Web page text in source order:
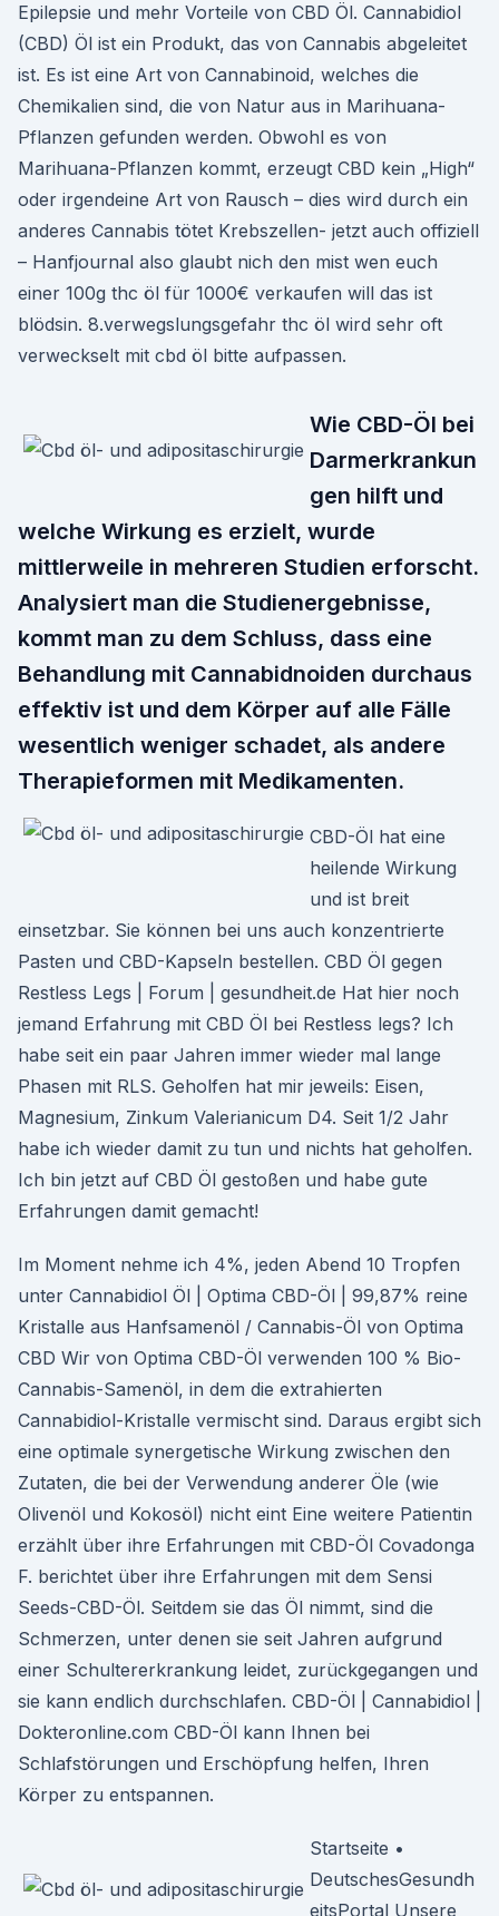
Epilepsie und mehr Vorteile von CBD Öl. Cannabidiol
(CBD) Öl ist ein Produkt, das von Cannabis abgeleitet
ist. Es ist eine Art von Cannabinoid, welches die
Chemikalien sind, die von Natur aus in Marihuana-
Pflanzen gefunden werden. Obwohl es von
Marihuana-Pflanzen kommt, erzeugt CBD kein „High“
oder irgendeine Art von Rausch – dies wird durch ein
anderes Cannabis tötet Krebszellen- jetzt auch offiziell
– Hanfjournal also glaubt nich den mist wen euch
einer 100g thc öl für 1000€ verkaufen will das ist
blödsin. 8.verwegslungsgefahr thc öl wird sehr oft
verweckselt mit cbd öl bitte aufpassen.
Wie CBD-Öl bei
Darmerkrankun
gen hilft und
welche Wirkung es erzielt, wurde
mittlerweile in mehreren Studien erforscht.
Analysiert man die Studienergebnisse,
kommt man zu dem Schluss, dass eine
Behandlung mit Cannabidnoiden durchaus
effektiv ist und dem Körper auf alle Fälle
wesentlich weniger schadet, als andere
Therapieformen mit Medikamenten.
CBD-Öl hat eine
heilende Wirkung
und ist breit
einsetzbar. Sie können bei uns auch konzentrierte
Pasten und CBD-Kapseln bestellen. CBD Öl gegen
Restless Legs | Forum | gesundheit.de Hat hier noch
jemand Erfahrung mit CBD Öl bei Restless legs? Ich
habe seit ein paar Jahren immer wieder mal lange
Phasen mit RLS. Geholfen hat mir jeweils: Eisen,
Magnesium, Zinkum Valerianicum D4. Seit 1/2 Jahr
habe ich wieder damit zu tun und nichts hat geholfen.
Ich bin jetzt auf CBD Öl gestoßen und habe gute
Erfahrungen damit gemacht!
Im Moment nehme ich 4%, jeden Abend 10 Tropfen
unter Cannabidiol Öl | Optima CBD-Öl | 99,87% reine
Kristalle aus Hanfsamenöl / Cannabis-Öl von Optima
CBD Wir von Optima CBD-Öl verwenden 100 % Bio-
Cannabis-Samenöl, in dem die extrahierten
Cannabidiol-Kristalle vermischt sind. Daraus ergibt sich
eine optimale synergetische Wirkung zwischen den
Zutaten, die bei der Verwendung anderer Öle (wie
Olivenöl und Kokosöl) nicht eint Eine weitere Patientin
erzählt über ihre Erfahrungen mit CBD-Öl Covadonga
F. berichtet über ihre Erfahrungen mit dem Sensi
Seeds-CBD-Öl. Seitdem sie das Öl nimmt, sind die
Schmerzen, unter denen sie seit Jahren aufgrund
einer Schultererkrankung leidet, zurückgegangen und
sie kann endlich durchschlafen. CBD-Öl | Cannabidiol |
Dokteronline.com CBD-Öl kann Ihnen bei
Schlafstörungen und Erschöpfung helfen, Ihren
Körper zu entspannen.
Startseite •
DeutschesGesundh
eitsPortal Unsere